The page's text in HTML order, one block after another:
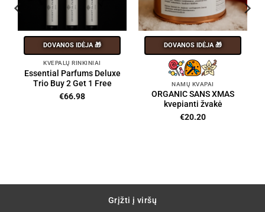
DOVANOS IDĖJA 🎁
KVEPALŲ RINKINIAI
Essential Parfums Deluxe
Trio Buy 2 Get 1 Free
€66.98
DOVANOS IDĖJA 🎁
NAMŲ KVAPAI
ORGANIC SANS XMAS
kvepianti žvakė
€20.20
Grįžti į viršų